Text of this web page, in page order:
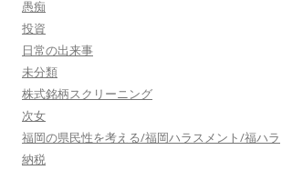
愚痴
投資
日常の出来事
未分類
株式銘柄スクリーニング
次女
福岡の県民性を考える/福岡ハラスメント/福ハラ
納税